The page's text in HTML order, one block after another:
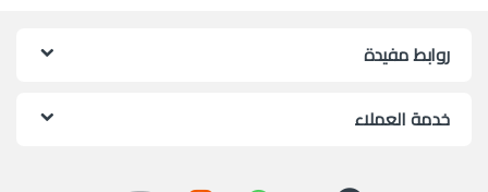
روابط مفيدة
خدمة العملاء